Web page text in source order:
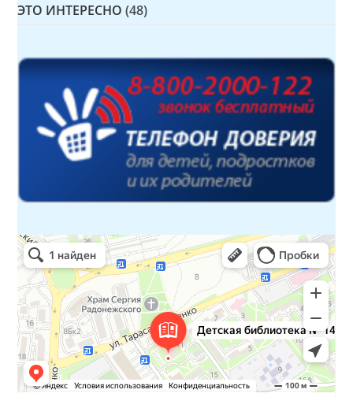
ЭТО ИНТЕРЕСНО (48)
Детская библиотека № 14 Дружбы народов
Библиотека в Севастополе